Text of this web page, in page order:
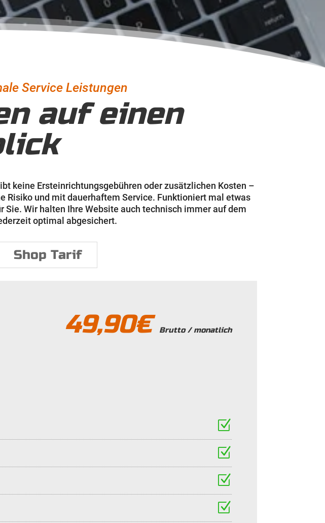
Service Leistungen
auf einen
keine Ersteinrichtungsgebühren oder zusätzlichen Kosten –
Risiko und mit dauerhaftem Service. Funktioniert mal etwas
Wir halten Ihre Website auch technisch immer auf dem
optimal abgesichert.
Shop Tarif
49,90€ Brutto / monatlich